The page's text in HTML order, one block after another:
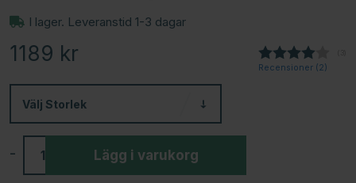
I lager. Leveranstid 1-3 dagar
1189 kr
Recensioner (2)
Välj Storlek
- Lägg i varukorg